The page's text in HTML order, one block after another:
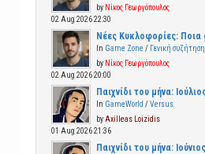
by Νίκος Γεωργόπουλος
02 Aug 2026 22:30
Νέες Κυκλοφορίες: Ποια
In Game Zone / Γενική
by Νίκος Γεωργόπουλος
02 Aug 2026 20:00
Παιχνίδι του μήνα:
In GameWorld /Versus
by Axilleas Loizidis
01 Aug 2026 21:36
Παιχνίδι του μήνα: